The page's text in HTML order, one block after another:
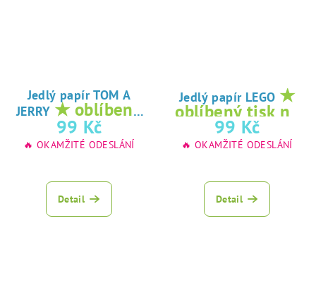
Jedlý papír TOM A
JERRY ★ oblíbený
tisk na jedlý
papír
99 Kč
🔥 OKAMŽITÉ ODESLÁNÍ
Detail
Jedlý papír LEGO ★
oblíbený tisk na
jedlý papír
99 Kč
🔥 OKAMŽITÉ ODESLÁNÍ
Detail